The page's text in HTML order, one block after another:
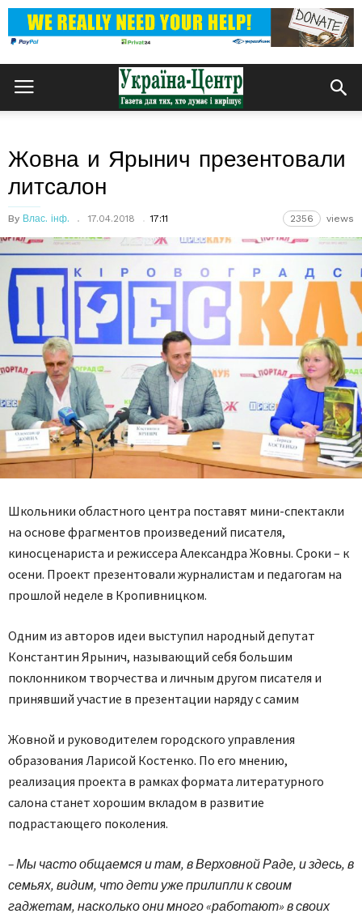
Жовна и Ярынич презентовали
литсалон
By Влас. інф. 17.04.2018 17:11 2356 views
Школьники областного центра поставят мини-спектакли
на основе фрагментов произведений писателя,
киносценариста и режиссера Александра Жовны. Сроки – к
осени. Проект презентовали журналистам и педагогам на
прошлой неделе в Кропивницком.
Одним из авторов идеи выступил народный депутат
Константин Ярынич, называющий себя большим
поклонником творчества и личным другом писателя и
принявший участие в презентации наряду с самим
Жовной и руководителем городского управления
образования Ларисой Костенко. По его мнению,
реализация проекта в рамках формата литературного
салона станет хорошим вкладом в развитие
подрастающего поколения.
– Мы часто общаемся и там, в Верховной Раде, и здесь, в
семьях, видим, что дети уже прилипли к своим
гаджетам, насколько они много «работают» в своих